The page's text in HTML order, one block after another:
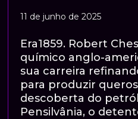
11 de junho de 2025
Era1859. Robert
químico anglo-
sua carreira
para produzir
descoberta do
Pensilvânia, o